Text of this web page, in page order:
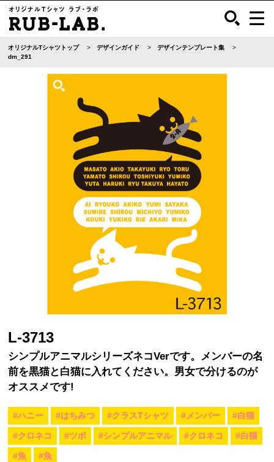
オリジナルTシャツトップ デザインガイド
デザインテンプレート集
dm_291
L-3713
シンプルアニマルシリーズネコVerです。メンバーの名
前を黒猫と白猫に入れてください。男女で分けるのが
オススメです!
#ハニー #はちみつ #クラスTシャツ #メンバー #白猫
#クロネコ #ツボ #シンプルアニマル #クロネコ #白猫
#魚 #魚